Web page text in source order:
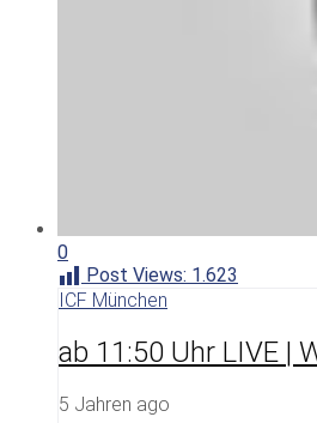
0
Post Views: 1.623
ICF München
ab 11:50 Uhr LIVE |
5 Jahren ago